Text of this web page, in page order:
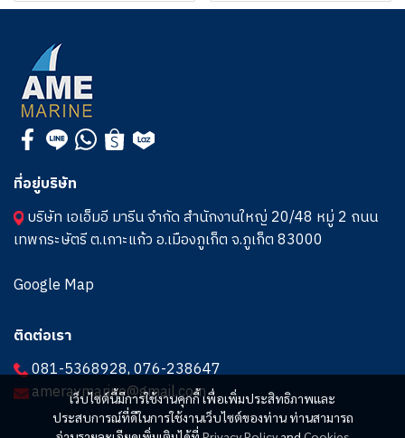
เว็บไซต์นี้มีการใช้งานคุกกี้ เพื่อเพิ่มประสิทธิภาพและ
ประสบการณ์ที่ดีในการใช้งานเว็บไซต์ของท่าน ท่านสามารถ
ที่อยู่บริษัท
บริษัท เอเอ็มอี มารีน จำกัด สำนักงานใหญ่ 20/48 หมู่ 2 ถนน
เทพกระษัตรี ต.เกาะแก้ว อ.เมืองภูเก็ต จ.ภูเก็ต 83000
Google Map
ติดต่อเรา
081-5368928,076-238647
ameraymarine@gmail.com